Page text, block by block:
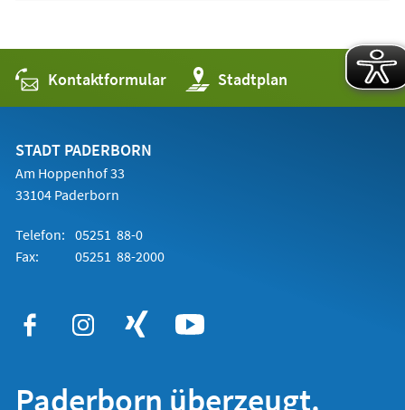
Kontaktformular Stadtplan
(Öffnet
in
einem
STADT PADERBORN
Am Hoppenhof 33
33104 Paderborn
Telefon: 05251 88-0
Fax:
05251 88-2000
Paderborn überzeugt.